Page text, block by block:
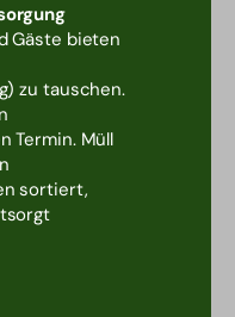
Gäste bieten
zu tauschen.
Termin. Müll
sortiert,